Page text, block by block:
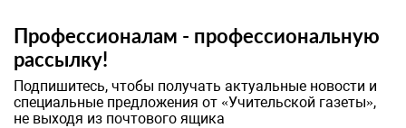
Профессионалам - профессиональную
рассылку!
Подпишитесь, чтобы получать актуальные новости и
специальные предложения от «Учительской газеты»,
не выходя из почтового ящика